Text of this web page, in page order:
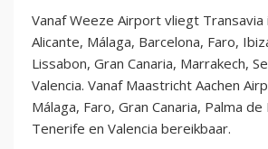
Vanaf Weeze Airport vliegt
Alicante, Málaga, Barcelona, Faro,
Lissabon, Gran Canaria, Marrakech,
Valencia. Vanaf Maastricht Aachen
Málaga, Faro, Gran Canaria, Palma de
Tenerife en Valencia bereikbaar.